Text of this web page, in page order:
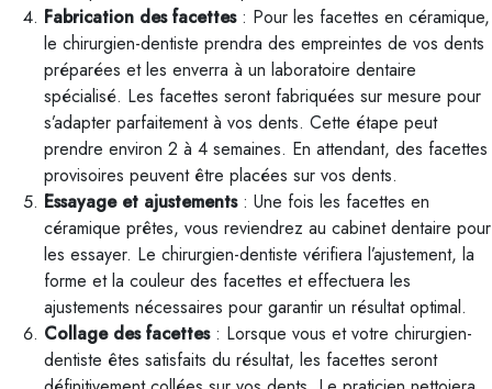
Fabrication des facettes: Pour les facettes en céramique,
le chirurgien-dentiste prendra des empreintes de vos dents
préparées et les enverra à un laboratoire dentaire
spécialisé. Les facettes seront fabriquées sur mesure pour
s’adapter parfaitement à vos dents. Cette étape peut
prendre environ 2 à 4 semaines. En attendant, des facettes
provisoires peuvent être placées sur vos dents.
Essayage et ajustements: Une fois les facettes en
céramique prêtes, vous reviendrez au cabinet dentaire pour
les essayer. Le chirurgien-dentiste vérifiera l’ajustement, la
forme et la couleur des facettes et effectuera les
ajustements nécessaires pour garantir un résultat optimal.
Collage des facettes: Lorsque vous et votre chirurgien-
dentiste êtes satisfaits du résultat, les facettes seront